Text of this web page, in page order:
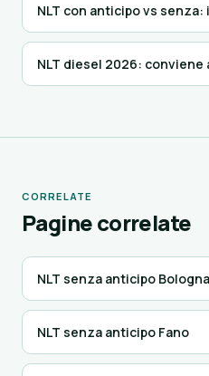
NLT con anticipo vs
NLT diesel 2026: conviene
CORRELATE
Pagine correlate
NLT senza anticipo Bologna
NLT senza anticipo Fano